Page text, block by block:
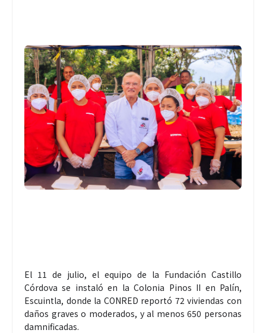
El 11 de julio, el equipo de la Fundación Castillo
Córdova se instaló en la Colonia Pinos II en Palín,
Escuintla, donde la CONRED reportó 72 viviendas con
daños graves o moderados, y al menos 650 personas
damnificadas.